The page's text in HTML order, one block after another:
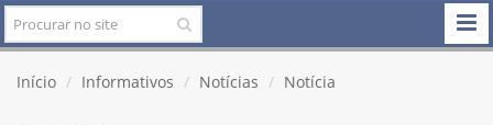
Início Informativos Notícias Notícia